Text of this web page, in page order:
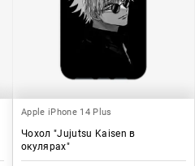
Apple iPhone 14 Plus
Чохол "Jujutsu Kaisen в
окулярах"